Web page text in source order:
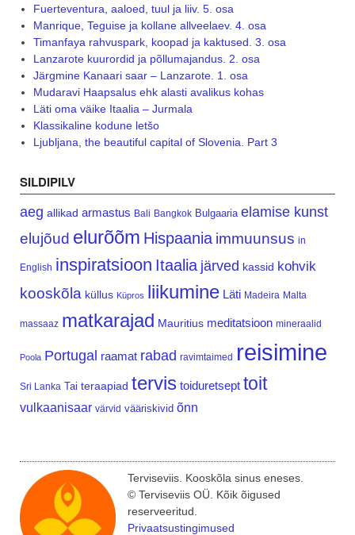
Fuerteventura, aaloed, tuul ja liiv. 5. osa
Manrique, Teguise ja kollane allveelaev. 4. osa
Timanfaya rahvuspark, koopad ja kaktused. 3. osa
Lanzarote kuurordid ja põllumajandus. 2. osa
Järgmine Kanaari saar – Lanzarote. 1. osa
Mudaravi Haapsalus ehk alasti avalikus kohas
Läti oma väike Itaalia – Jurmala
Klassikaline kodune letšo
Ljubljana, the beautiful capital of Slovenia. Part 3
SILDIPILV
aeg allikad armastus Bali Bangkok Bulgaaria elamise kunst
elujõud elurõõm Hispaania immuunsus in
English inspiratsioon Itaalia järved kassid kohvik
kooskõla küllus Küpros liikumine Läti Madeira Malta
massaaz matkarajad Mauritius meditatsioon mineraalid
Poola Portugal raamat rabad ravimtaimed reisimine
Sri Lanka Tai teraapiad tervis toiduretsept toit
vulkaanisaar värvid vääriskivid õnn
Terviseviis. Kooskõla sinus eneses.
© Terviseviis OÜ. Kõik õigused
reserveeritud.
Privaatsustingimused